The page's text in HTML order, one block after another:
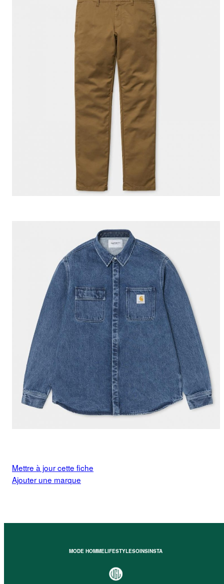
Mettre à jour cette fiche
Ajouter une marque
MODE HOMMELIFESTYLESOINSINSTA